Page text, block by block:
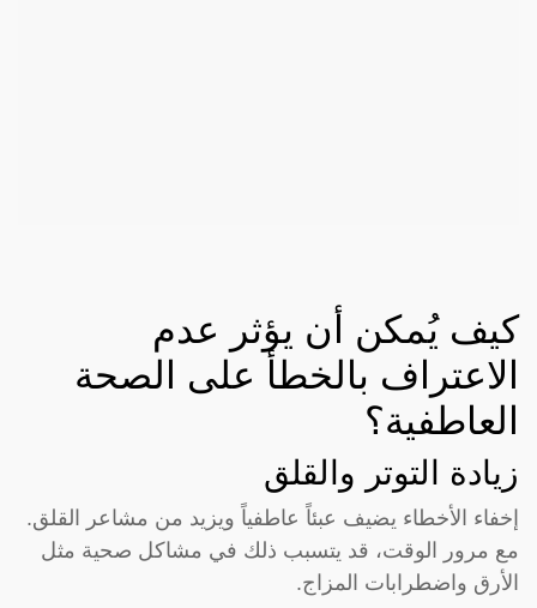
كيف يُمكن أن يؤثر عدم
الاعتراف بالخطأ على الصحة
العاطفية؟
زيادة التوتر والقلق
إخفاء الأخطاء يضيف عبئاً عاطفياً ويزيد من مشاعر القلق.
مع مرور الوقت، قد يتسبب ذلك في مشاكل صحية مثل
الأرق واضطرابات المزاج.